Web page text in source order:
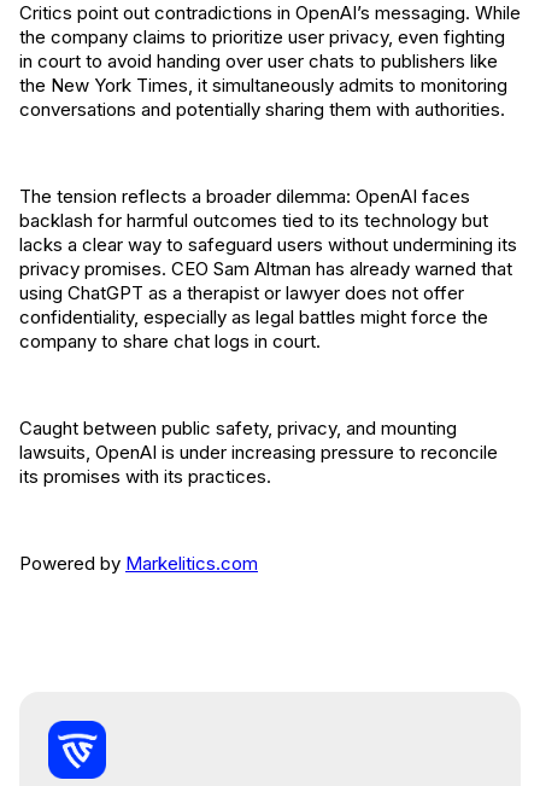
Critics point out contradictions in OpenAI’s messaging. While
the company claims to prioritize user privacy, even fighting
in court to avoid handing over user chats to publishers like
the New York Times, it simultaneously admits to monitoring
conversations and potentially sharing them with authorities.
The tension reflects a broader dilemma: OpenAI faces
backlash for harmful outcomes tied to its technology but
lacks a clear way to safeguard users without undermining its
privacy promises. CEO Sam Altman has already warned that
using ChatGPT as a therapist or lawyer does not offer
confidentiality, especially as legal battles might force the
company to share chat logs in court.
Caught between public safety, privacy, and mounting
lawsuits, OpenAI is under increasing pressure to reconcile
its promises with its practices.
Powered by Markelitics.com